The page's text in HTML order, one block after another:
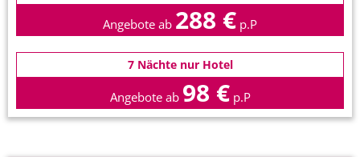
Angebote ab 288 € p.P
7 Nächte nur Hotel
Angebote ab 98 € p.P